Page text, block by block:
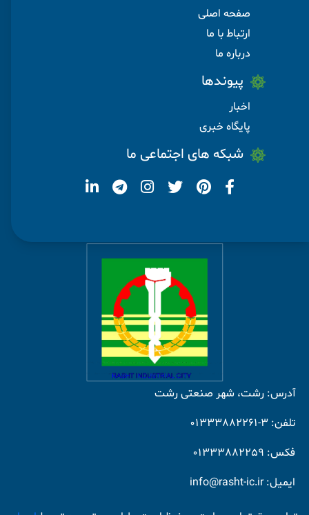
صفحه اصلی
ارتباط با ما
درباره ما
پیوندها
اخبار
پایگاه خبری
شبکه های اجتماعی ما
آدرس: رشت، شهر صنعتی رشت
تلفن: 3-01333882261
فکس: 01333882259
ایمیل: info@rasht-ic.ir